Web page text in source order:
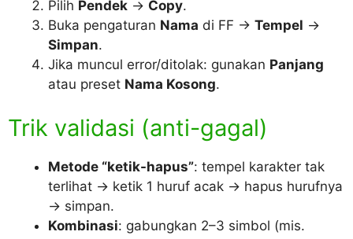
Pilih Pendek → Copy.
Buka pengaturan Nama di FF → Tempel →
Simpan.
Jika muncul error/ditolak: gunakan Panjang
atau preset Nama Kosong.
Trik validasi (anti-gagal)
Metode “ketik-hapus”: tempel karakter tak
terlihat → ketik 1 huruf acak → hapus hurufnya
→ simpan.
Kombinasi: gabungkan 2–3 simbol (mis.